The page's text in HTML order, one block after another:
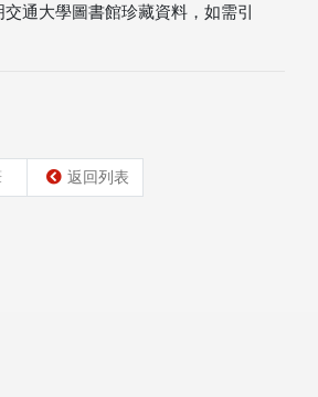
交通大學圖書館珍藏資料，如需引
返回列表